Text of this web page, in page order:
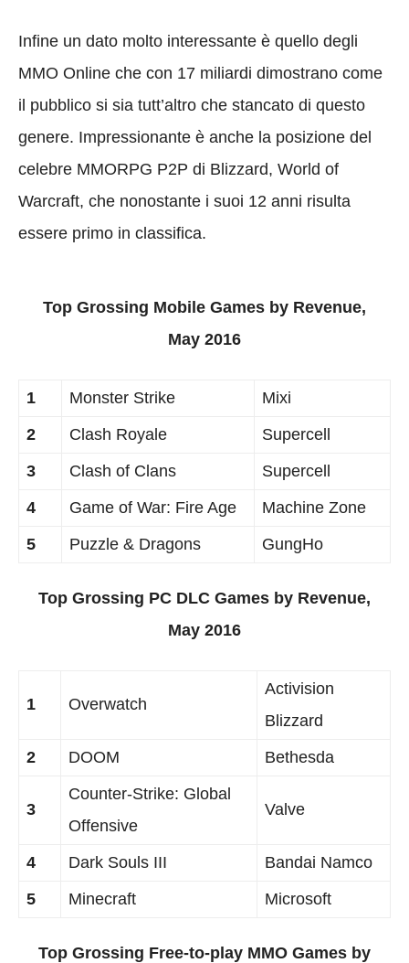
Infine un dato molto interessante è quello degli
MMO Online che con 17 miliardi dimostrano come
il pubblico si sia tutt’altro che stancato di questo
genere. Impressionante è anche la posizione del
celebre MMORPG P2P di Blizzard, World of
Warcraft, che nonostante i suoi 12 anni risulta
essere primo in classifica.
Top Grossing Mobile Games by Revenue,
May 2016
1 Monster Strike
Mixi
2
Clash Royale
Supercell
3
Clash of Clans
Supercell
4
Game of War: Fire Age
Machine Zone
5
Puzzle & Dragons GungHo
Top Grossing PC DLC Games by Revenue,
May 2016
1 Overwatch
Activision
Blizzard
2
DOOM Bethesda
3
Counter-Strike: Global
Offensive
Valve
4 Dark Souls III
Bandai Namco
5
Minecraft Microsoft
Top Grossing Free-to-play MMO Games by